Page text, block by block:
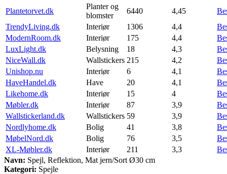
Plantetorvet.dk
Planter og
blomster
6440 4,45
TrendyLiving.dk
Interiør 1306 4,4
ModernRoom.dk
Interiør 175 4,4
LuxLight.dk
Belysning 18 4,3
NiceWall.dk
Wallstickers 215 4,2
Unishop.nu
Interiør 6 4,1
HaveHandel.dk
Have 20 4,1
Likehome.dk
Interiør 15 4
Møbler.dk
Interiør 87 3,9
Wallstickerland.dk
Wallstickers 59 3,9
Nordlyhome.dk
Bolig 41 3,8
MøbelNord.dk
Bolig 76 3,5
XL-Møbler.dk
Interiør 211 3,3
Navn: Spejl, Reflektion, Mat jern/Sort Ø30 cm
Kategori: Spejle